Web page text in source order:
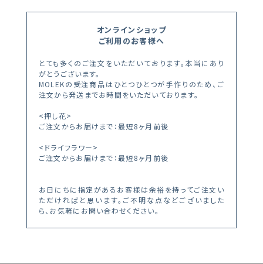
オンラインショップ
ご利用のお客様へ
とても多くのご注文をいただいております。本当にあり
がとうございます。
MOLEKの受注商品はひとつひとつが手作りのため、ご
注文から発送までお時間をいただいております。
<押し花>
ご注文からお届けまで：最短8ヶ月前後
<ドライフラワー>
ご注文からお届けまで：最短8ヶ月前後
お日にちに指定があるお客様は余裕を持ってご注文い
ただければと思います。ご不明な点などございました
ら、お気軽にお問い合わせください。